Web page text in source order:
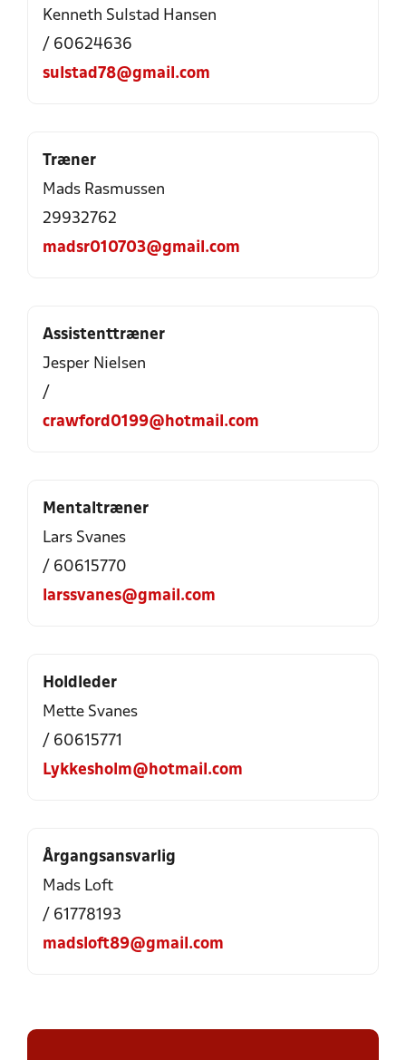
Kenneth Sulstad Hansen
/ 60624636
sulstad78@gmail.com
Træner
Mads Rasmussen
29932762
madsr010703@gmail.com
Assistenttræner
Jesper Nielsen
/
crawford0199@hotmail.com
Mentaltræner
Lars Svanes
/ 60615770
larssvanes@gmail.com
Holdleder
Mette Svanes
/ 60615771
Lykkesholm@hotmail.com
Årgangsansvarlig
Mads Loft
/ 61778193
madsloft89@gmail.com